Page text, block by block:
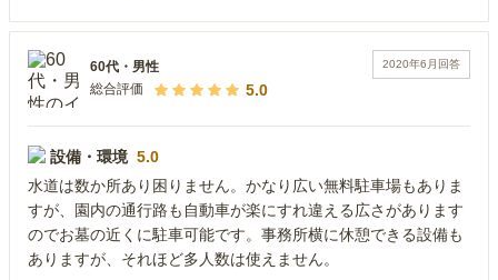
2020年6月 回答
60代 ・ 男性
総合評価
5.0
設備・環境 5.0
水道は数か所あり困りません。かなり広い無料駐車場もありま
すが、園内の通行路も自動車が楽にすれ違える広さがあります
のでお墓の近くに駐車可能です。事務所横に休憩できる設備も
ありますが、それほど多人数は使えません。